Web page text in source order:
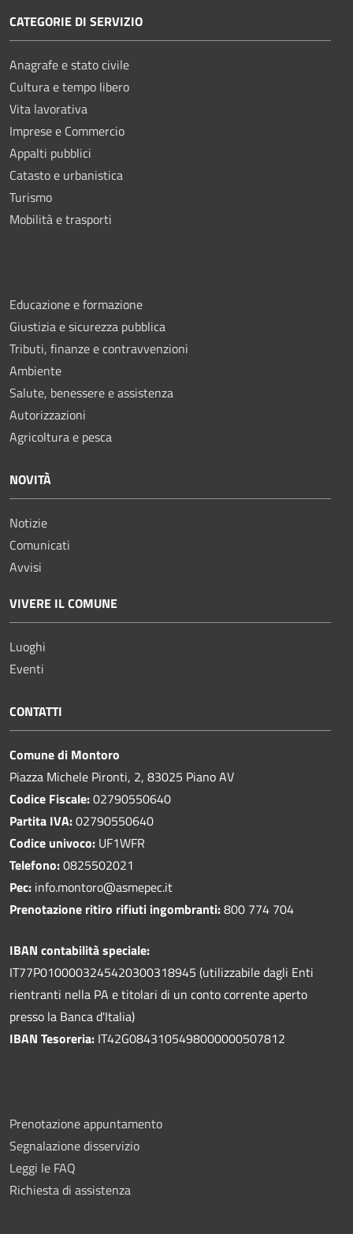
CATEGORIE DI SERVIZIO
Anagrafe e stato civile
Cultura e tempo libero
Vita lavorativa
Imprese e Commercio
Appalti pubblici
Catasto e urbanistica
Turismo
Mobilità e trasporti
Educazione e formazione
Giustizia e sicurezza pubblica
Tributi, finanze e contravvenzioni
Ambiente
Salute, benessere e assistenza
Autorizzazioni
Agricoltura e pesca
NOVITÀ
Notizie
Comunicati
Avvisi
VIVERE IL COMUNE
Luoghi
Eventi
CONTATTI
Comune di Montoro
Piazza Michele Pironti, 2, 83025 Piano AV
Codice Fiscale:02790550640
Partita IVA:02790550640
Codice univoco: UF1WFR
Telefono:0825502021
Pec: info.montoro@asmepec.it
Prenotazione ritiro rifiuti ingombranti:800 774 704
IBAN contabilità speciale:
IT77P0100003245420300318945 (utilizzabile dagli Enti
rientranti nella PA e titolari di un conto corrente aperto
presso la Banca d'Italia)
IBAN Tesoreria: IT42G0843105498000000507812
Prenotazione appuntamento
Segnalazione disservizio
Leggi le FAQ
Richiesta di assistenza